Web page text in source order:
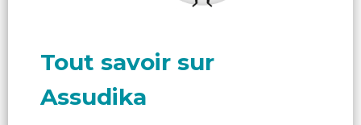
Tout savoir sur
Assudika